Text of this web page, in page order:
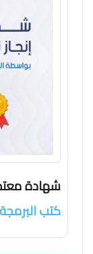
شهادة
كتب